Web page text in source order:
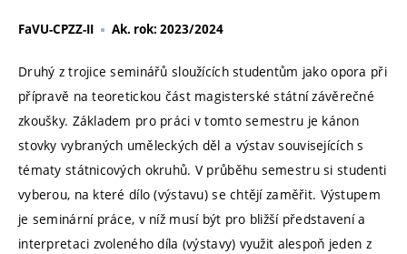
FaVU-CPZZ-II Ak. rok: 2023/2024
Druhý z trojice seminářů sloužících studentům jako opora při
přípravě na teoretickou část magisterské státní závěrečné
zkoušky. Základem pro práci v tomto semestru je kánon
stovky vybraných uměleckých děl a výstav souvisejících s
tématy státnicových okruhů. V průběhu semestru si studenti
vyberou, na které dílo (výstavu) se chtějí zaměřit. Výstupem
je seminární práce, v níž musí být pro bližší představení a
interpretaci zvoleného díla (výstavy) využit alespoň jeden z